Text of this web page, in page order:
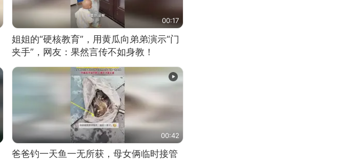
00:17
姐姐的“硬核教育”，用黄瓜向弟弟演示“门
夹手”，网友：果然言传不如身教！
00:42
爸爸钓一天鱼一无所获，母女俩临时接管